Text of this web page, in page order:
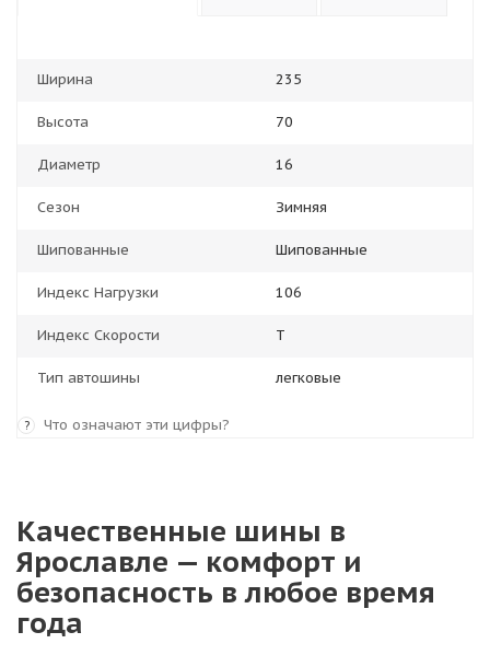
Ширина 235
Высота 70
Диаметр 16
Сезон Зимняя
Шипованные Шипованные
Индекс Нагрузки 106
Индекс Скорости T
Тип автошины легковые
? Что означают эти цифры?
Качественные шины в
Ярославле — комфорт и
безопасность в любое время
года